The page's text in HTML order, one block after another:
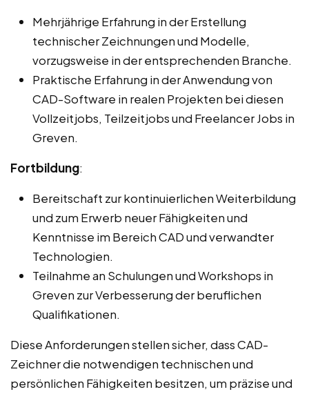
Mehrjährige Erfahrung in der Erstellung
technischer Zeichnungen und Modelle,
vorzugsweise in der entsprechenden Branche.
Praktische Erfahrung in der Anwendung von
CAD-Software in realen Projekten bei diesen
Vollzeitjobs, Teilzeitjobs und Freelancer Jobs in
Greven.
Fortbildung:
Bereitschaft zur kontinuierlichen Weiterbildung
und zum Erwerb neuer Fähigkeiten und
Kenntnisse im Bereich CAD und verwandter
Technologien.
Teilnahme an Schulungen und Workshops in
Greven zur Verbesserung der beruflichen
Qualifikationen.
Diese Anforderungen stellen sicher, dass CAD-
Zeichner die notwendigen technischen und
persönlichen Fähigkeiten besitzen, um präzise und